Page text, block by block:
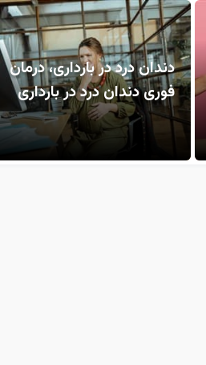
دندان درد در بارداری، درمان
فوری دندان درد در بارداری